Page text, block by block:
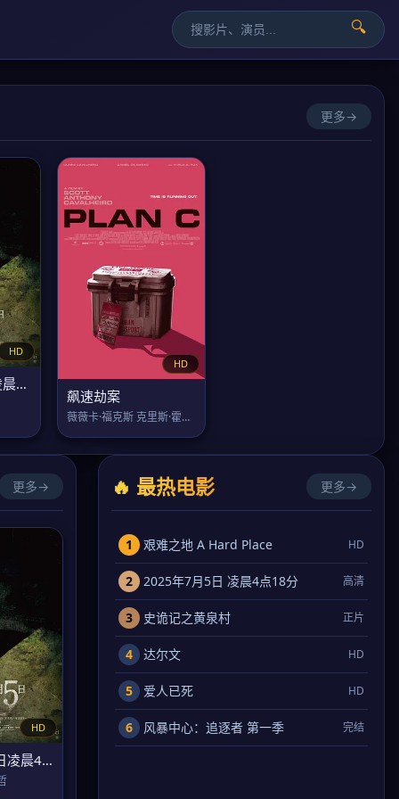
🔍
更多→
HD
2025年7月5日凌晨4点18分
HD
飙速劫案
薇薇卡·福克斯 克里斯·霍尔登
更多→
HD
2025年7月5日凌晨4点18分
🔥 最热电影 更多→
1 艰难之地 A Hard Place HD
2 2025年7月5日 凌晨4点18分 高清
3 史诡记之黄泉村 正片
4 达尔文 HD
5 爱人已死 HD
6 风暴中心：追逐者 第一季 完结